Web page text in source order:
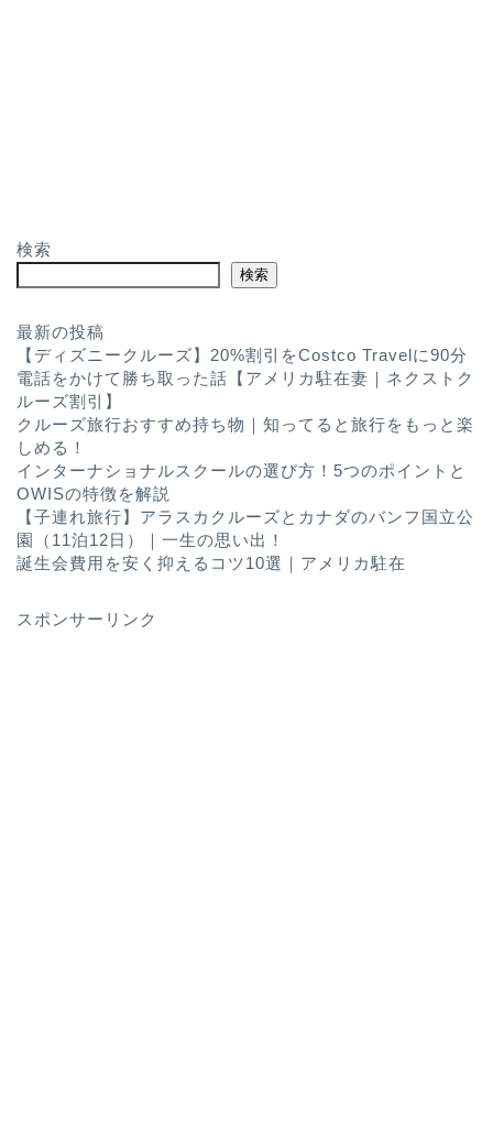
検索
検索
最新の投稿
【ディズニークルーズ】20%割引をCostco Travelに90分
電話をかけて勝ち取った話【アメリカ駐在妻｜ネクストク
ルーズ割引】
クルーズ旅行おすすめ持ち物｜知ってると旅行をもっと楽
しめる！
インターナショナルスクールの選び方！5つのポイントと
OWISの特徴を解説
【子連れ旅行】アラスカクルーズとカナダのバンフ国立公
園（11泊12日）｜一生の思い出！
誕生会費用を安く抑えるコツ10選｜アメリカ駐在
スポンサーリンク